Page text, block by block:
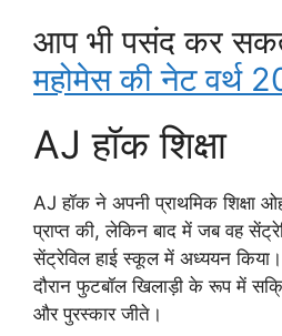
आप भी पसंद कर
महोमेस की नेट वर्थ
AJ हॉक शिक्षा
AJ हॉक ने अपनी प्राथमिक शिक्षा
प्राप्त की, लेकिन बाद में जब वह
सेंट्रेविल हाई स्कूल में अध्ययन
दौरान फुटबॉल खिलाड़ी के रूप में
और पुरस्कार जीते।